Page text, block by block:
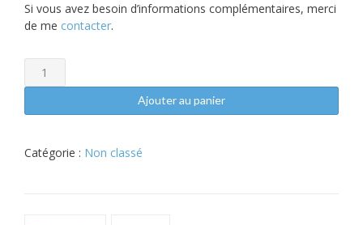
Si vous avez besoin d’informations complémentaires, merci
de me contacter.
quantité
de
à
Ajouter au panier
Catégorie : Non classé